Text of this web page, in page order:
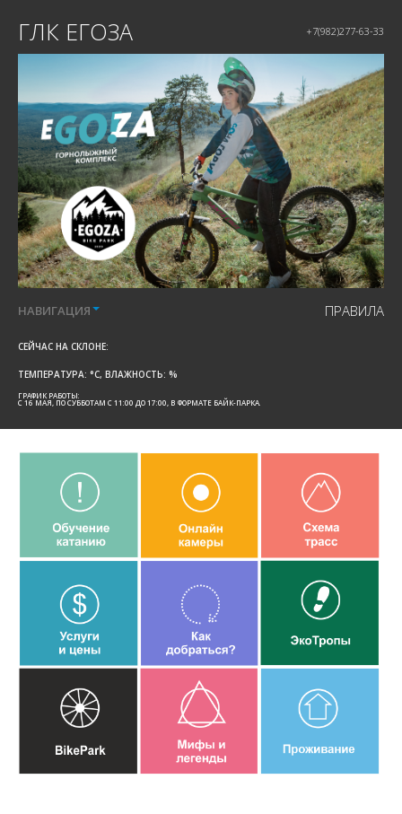
ГЛК ЕГОЗА +7(982)277-63-33
НАВИГАЦИЯ ПРАВИЛА
СЕЙЧАС НА СКЛОНЕ:
ТЕМПЕРАТУРА: °C, ВЛАЖНОСТЬ: %
ГРАФИК РАБОТЫ:
C 16 МАЯ, ПО СУББОТАМ С 11:00 ДО 17:00, В ФОРМАТЕ БАЙК-ПАРКА.